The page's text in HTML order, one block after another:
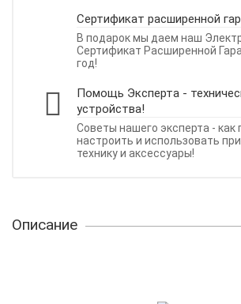
Сертификат расширенной
В подарок мы даем наш
Сертификат Расширенной
год!
Помощь Эксперта -
устройства!
Советы нашего эксперта - как
настроить и использовать
технику и аксессуары!
Описание